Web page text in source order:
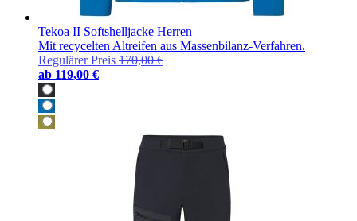
Tekoa II Softshelljacke Herren
Mit recycelten Altreifen aus Massenbilanz-Verfahren.
Regulärer Preis 170,00 €
ab 119,00 €